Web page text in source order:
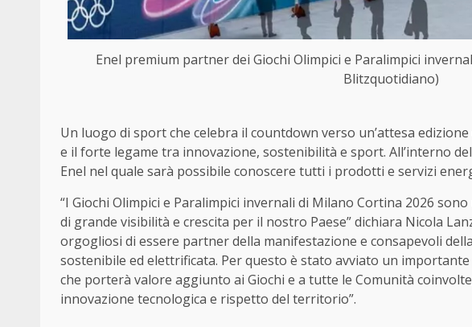
Enel premium partner dei Giochi Olimpici e Paralimpici
Blitzquotidiano)
Un luogo di sport che celebra il countdown verso un’attesa
e il forte legame tra innovazione, sostenibilità e sport. All’interno
Enel nel quale sarà possibile conoscere tutti i prodotti e servizi
“I Giochi Olimpici e Paralimpici invernali di Milano Cortina 2026
di grande visibilità e crescita per il nostro Paese” dichiara Nicola
orgogliosi di essere partner della manifestazione e consapevoli
sostenibile ed elettrificata. Per questo è stato avviato un
che porterà valore aggiunto ai Giochi e a tutte le Comunità
innovazione tecnologica e rispetto del territorio”.